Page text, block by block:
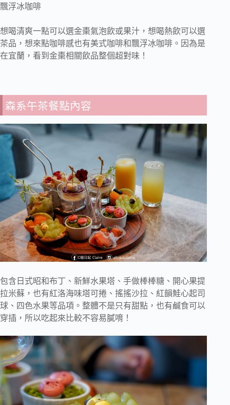
飄浮冰咖啡
想喝清爽一點可以選金棗氣泡飲或果汁，想喝熱飲可以選
茶品，想來點咖啡感也有美式咖啡和飄浮冰咖啡。因為是
在宜蘭，看到金棗相關飲品整個超對味！
森系午茶餐點內容
包含日式昭和布丁、新鮮水果塔、手做棒棒糖、開心果提
拉米蘇，也有紅洛海味塔可捲、搖搖沙拉、紅韻鮭心起司
球、四色水果等品項。整體不是只有甜點，也有鹹食可以
穿插，所以吃起來比較不容易膩唷！